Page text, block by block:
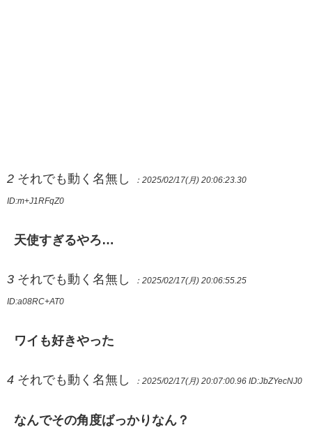
2 それでも動く名無し ：2025/02/17(月) 20:06:23.30
ID:m+J1RFqZ0
天使すぎるやろ…
3 それでも動く名無し ：2025/02/17(月) 20:06:55.25
ID:a08RC+AT0
ワイも好きやった
4 それでも動く名無し ：2025/02/17(月) 20:07:00.96 ID:JbZYecNJ0
なんでその角度ばっかりなん？